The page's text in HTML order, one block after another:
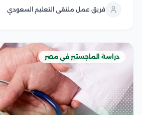
والتخصص، والدرجة العلمية، مع وجود...
فريق عمل ملتقى التعليم السعودي
دراسة الماجستير في مصر